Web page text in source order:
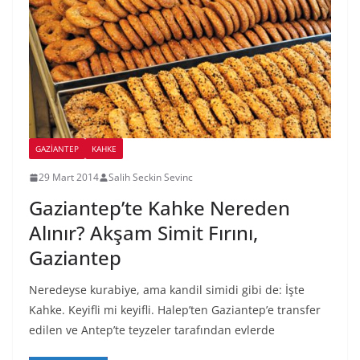
GAZIANTEP KAHKE
29 Mart 2014 Salih Seckin Sevinc
Gaziantep’te Kahke Nereden
Alınır? Akşam Simit Fırını,
Gaziantep
Neredeyse kurabiye, ama kandil simidi gibi de: İşte
Kahke. Keyifli mi keyifli. Halep’ten Gaziantep’e transfer
edilen ve Antep’te teyzeler tarafından evlerde